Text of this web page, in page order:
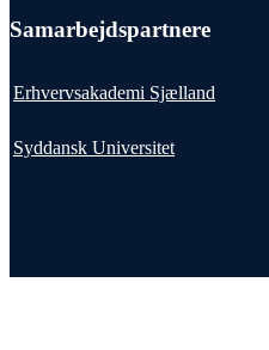
Samarbejdspartnere
Erhvervsakademi Sjælland
Syddansk Universitet